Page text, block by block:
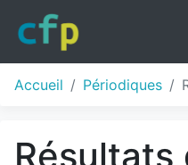
Accueil Périodiques
Résultats